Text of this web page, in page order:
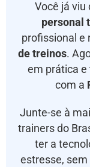
Você já viu
personal
profissional e
de treinos.
em prática
com a
Junte-se à
trainers do
ter a
estresse,